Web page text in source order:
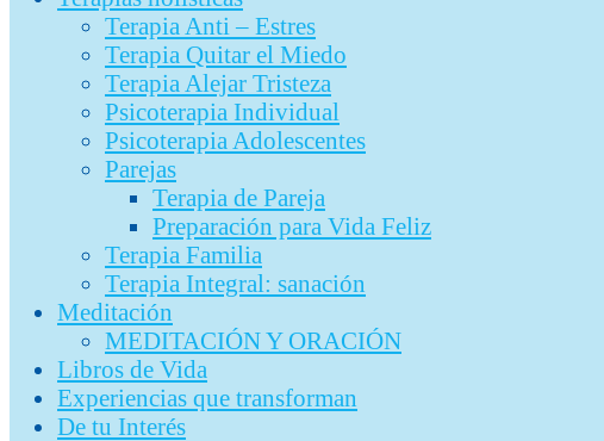
Terapia Anti – Estres
Terapia Quitar el Miedo
Terapia Alejar Tristeza
Psicoterapia Individual
Psicoterapia Adolescentes
Parejas
Terapia de Pareja
Preparación para Vida Feliz
Terapia Familia
Terapia Integral: sanación
Meditación
MEDITACIÓN Y ORACIÓN
Libros de Vida
Experiencias que transforman
De tu Interés